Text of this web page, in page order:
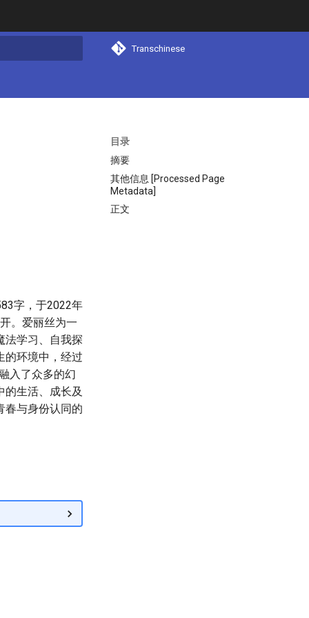
Transchinese
目录
摘要
其他信息 [Processed Page
Metadata]
正文
字，于2022年
。爱丽丝为一
法学习、自我探
的环境中，经过
入了众多的幻
生活、成长及
春与身份认同的